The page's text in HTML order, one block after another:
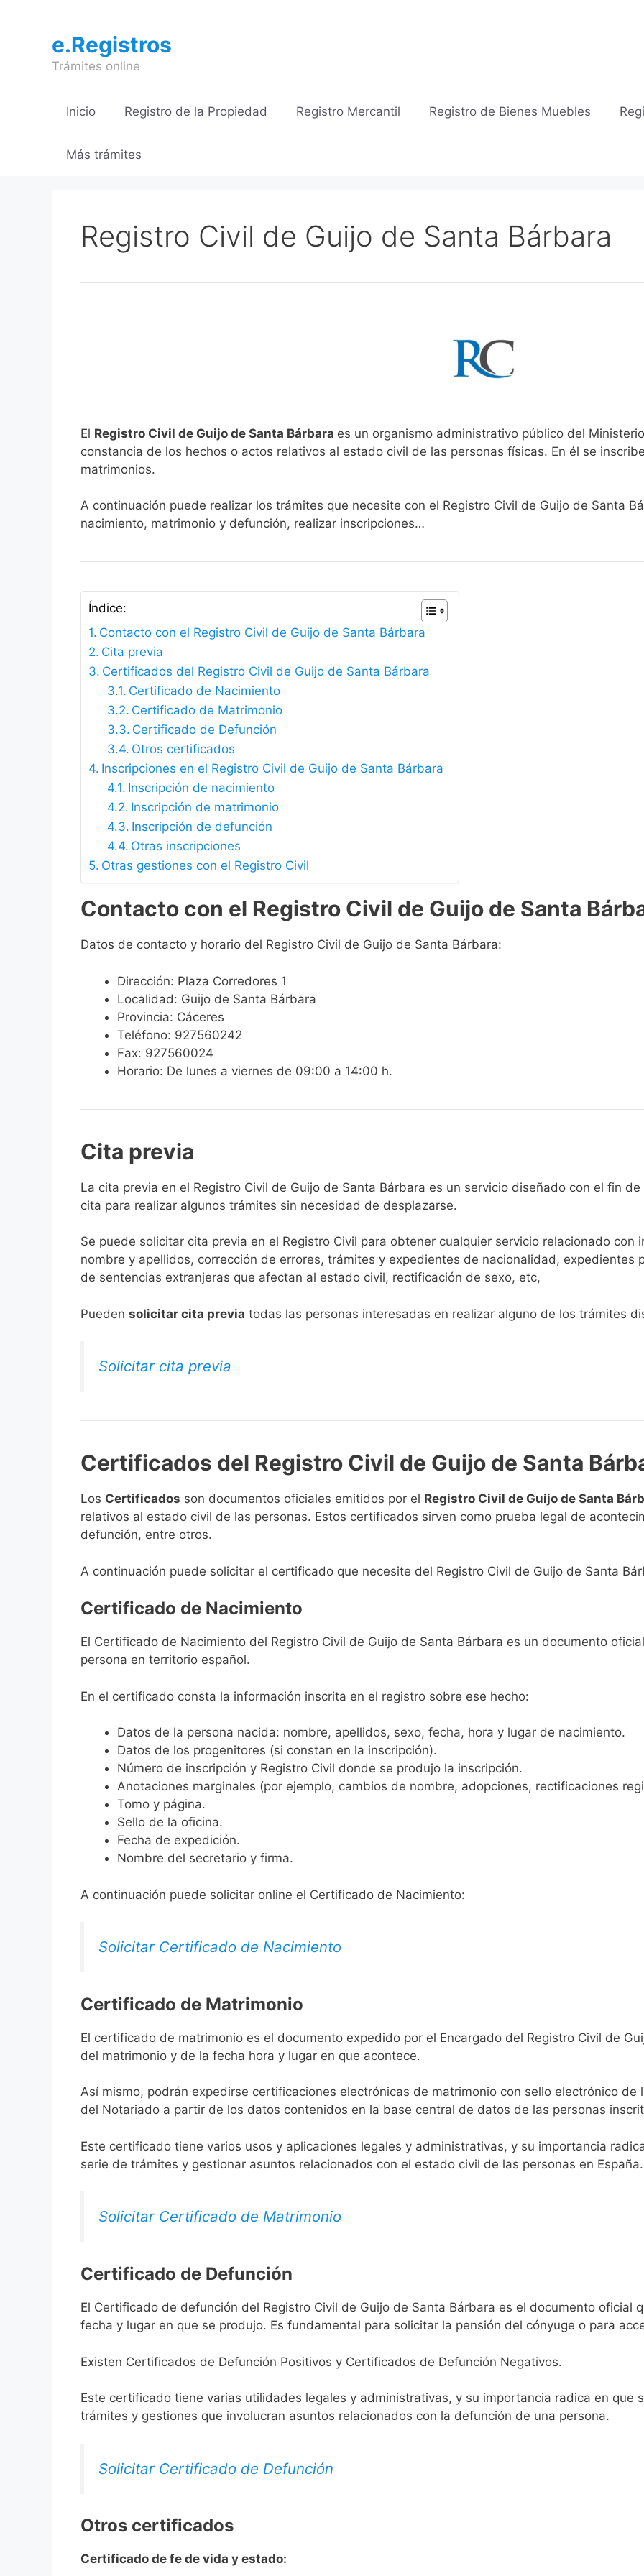
contenidoe.Registros
Trámites online
Inicio Registro de la Propiedad Registro Mercantil Registro de Bienes Muebles
Más trámites
Registro Civil de Guijo de Santa Bárbara
El Registro Civil de Guijo de Santa Bárbara es un organismo administrativo público del
constancia de los hechos o actos relativos al estado civil de las personas físicas. En él se
matrimonios.
A continuación puede realizar los trámites que necesite con el Registro Civil de Guijo de Santa
nacimiento, matrimonio y defunción, realizar inscripciones…
Índice:
Contacto con el Registro Civil de Guijo de Santa Bárbara
Cita previa
Certificados del Registro Civil de Guijo de Santa Bárbara
Certificado de Nacimiento
Certificado de Matrimonio
Certificado de Defunción
Otros certificados
Inscripciones en el Registro Civil de Guijo de Santa Bárbara
Inscripción de nacimiento
Inscripción de matrimonio
Inscripción de defunción
Otras inscripciones
Otras gestiones con el Registro Civil
Contacto con el Registro Civil de Guijo de Santa
Datos de contacto y horario del Registro Civil de Guijo de Santa Bárbara:
Dirección: Plaza Corredores 1
Localidad: Guijo de Santa Bárbara
Provincia: Cáceres
Teléfono: 927560242
Fax: 927560024
Horario: De lunes a viernes de 09:00 a 14:00 h.
Cita previa
​​​​​​​​​​​​​​​​​​​​​​​​​​​​La cita previa en el Registro Civil de Guijo de Santa Bárbara es un servicio diseñado con el fin
cita para realizar algunos trámites sin necesidad de desplazarse.​
Se puede solicitar cita previa en el Registro Civil para obtener cualquier servicio relacionado
nombre y apellidos, corrección de errores, trámites y expedientes de nacionalidad, expedientes
de sentencias extranjeras que afectan al estado civil, rectificación de sexo, etc,
​Pueden solicitar cita previa todas las personas interesadas en realizar alguno de los trámites
Solicitar cita previa
Certificados del Registro Civil de Guijo de Santa
Los Certificados son documentos oficiales emitidos por el Registro Civil de Guijo de Santa
relativos al estado civil de las personas. Estos certificados sirven como prueba legal de
defunción, entre otros.
A continuación puede solicitar el certificado que necesite del Registro Civil de Guijo de Santa
Certificado de Nacimiento
El Certificado de Nacimiento del Registro Civil de Guijo de Santa Bárbara es un documento
persona en territorio español.
En el certificado consta la información inscrita en el registro sobre ese hecho:
Datos de la persona nacida: nombre, apellidos, sexo, fecha, hora y lugar de nacimiento.
Datos de los progenitores (si constan en la inscripción).
Número de inscripción y Registro Civil donde se produjo la inscripción.
Anotaciones marginales (por ejemplo, cambios de nombre, adopciones, rectificaciones
Tomo y página.
Sello de la oficina.
Fecha de expedición.
Nombre del secretario y firma.
A continuación puede solicitar online el Certificado de Nacimiento:
Solicitar Certificado de Nacimiento
Certificado de Matrimonio
El certificado de matrimonio es el documento expedido por el Encargado del Registro Civil de
del matrimonio y de la fecha hora y lugar en que acontece.
Así mismo, podrán expedirse certificaciones electrónicas de matrimonio con sello electrónico
del Notariado a partir de los datos contenidos en la base central de datos de las personas
Este certificado tiene varios usos y aplicaciones legales y administrativas, y su importancia
serie de trámites y gestionar asuntos relacionados con el estado civil de las personas en España.
Solicitar Certificado de Matrimonio
Certificado de Defunción
El Certificado de defunción del Registro Civil de Guijo de Santa Bárbara es el documento oficial
fecha y lugar en que se produjo. Es fundamental para solicitar la pensión del cónyuge o para
Existen Certificados de Defunción Positivos y Certificados de Defunción Negativos.
Este certificado tiene varias utilidades legales y administrativas, y su importancia radica en que
trámites y gestiones que involucran asuntos relacionados con la defunción de una persona.
Solicitar Certificado de Defunción
Otros certificados
Certificado de fe de vida y estado: